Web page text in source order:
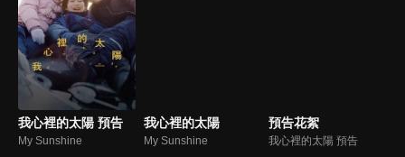
我心裡的太陽 預告
My Sunshine
我心裡的太陽
My Sunshine
預告花絮
我心裡的太陽 預告